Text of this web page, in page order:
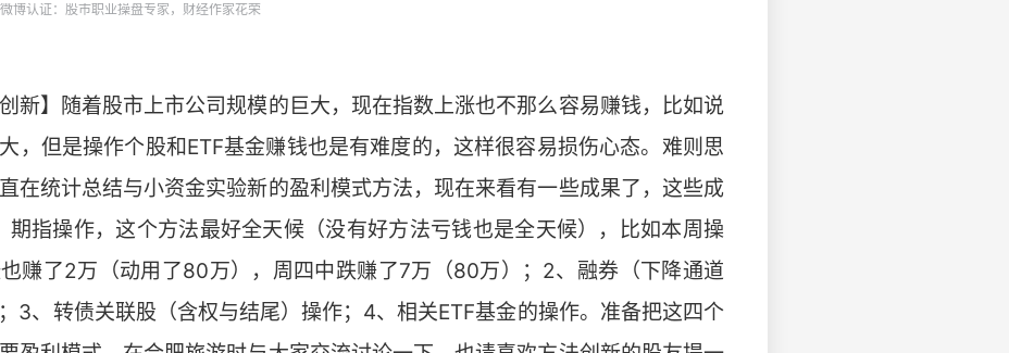
微博认证：股市职业操盘专家，财经作家花荣
创新】随着股市上市公司规模的巨大，现在指数上涨也不那么容易赚钱，比如说
，但是操作个股和ETF基金赚钱也是有难度的，这样很容易损伤心态。难则思
在统计总结与小资金实验新的盈利模式方法，现在来看有一些成果了，这些成
期指操作，这个方法最好全天候（没有好方法亏钱也是全天候），比如本周操
赚了2万（动用了80万），周四中跌赚了7万（80万）；2、融券（下降通道
3、转债关联股（含权与结尾）操作；4、相关ETF基金的操作。准备把这四个